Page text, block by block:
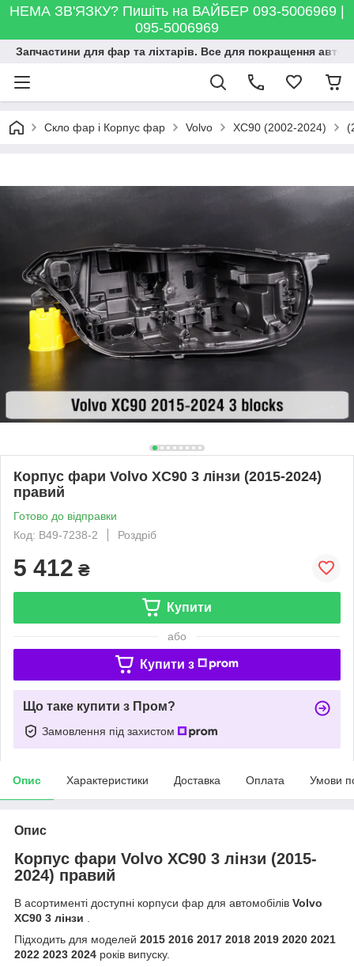
НЕМА ЗВ'ЯЗКУ? Пишіть на ВАЙБЕР 093-5006969 |
095-5006969
Запчастини для фар та ліхтарів. Все для покращення
Скло фар і Корпус фар Volvo XC90 (2002-2024)
Корпус фари Volvo XC90 3 лінзи (2015-2024)
правий
Готово до відправки
Код: B49-7238-2
Роздріб
5 412 ₴
Купити
або
Купити з
Що таке купити з Пром?
Замовлення під захистом
Опис Характеристики Доставка Оплата Умови
Опис
Корпус фари Volvo XC90 3 лінзи (2015-
2024) правий
В асортименті доступні корпуси фар для автомобілів Volvo
XC90 3 лінзи .
Підходить для моделей 2015 2016 2017 2018 2019 2020 2021
2022 2023 2024 років випуску.